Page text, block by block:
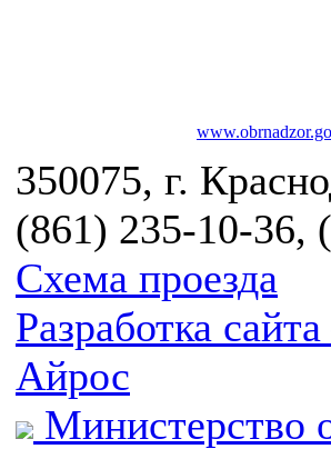
350075, г.
(861) 235-10-36,
Схема проезда
Разработка
Айрос
Министерство